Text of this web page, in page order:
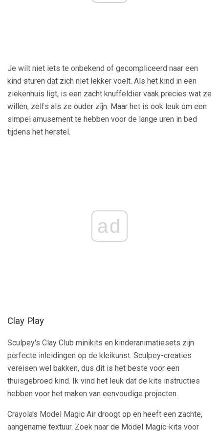
Je wilt niet iets te onbekend of gecompliceerd naar een
kind sturen dat zich niet lekker voelt. Als het kind in een
ziekenhuis ligt, is een zacht knuffeldier vaak precies wat ze
willen, zelfs als ze ouder zijn. Maar het is ook leuk om een ​​
simpel amusement te hebben voor de lange uren in bed
tijdens het herstel.
ad
Clay Play
Sculpey's Clay Club minikits en kinderanimatiesets zijn
perfecte inleidingen op de kleikunst. Sculpey-creaties
vereisen wel bakken, dus dit is het beste voor een
thuisgebroed kind. Ik vind het leuk dat de kits instructies
hebben voor het maken van eenvoudige projecten.
Crayola's Model Magic Air droogt op en heeft een zachte,
aangename textuur. Zoek naar de Model Magic-kits voor